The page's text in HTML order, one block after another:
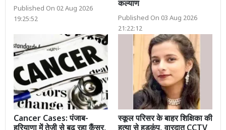
Published On 02 Aug 2026
19:25:52
कल्याण
Published On 03 Aug 2026
21:22:12
Cancer Cases: पंजाब-
स्कूल परिसर के बाहर शिक्षिका की